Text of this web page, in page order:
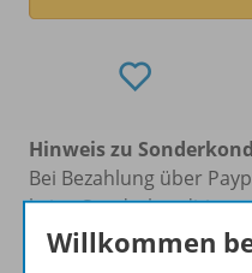
Hinweis zu
Bei Bezahlung über
keine
Sie haben ein
Willkommen